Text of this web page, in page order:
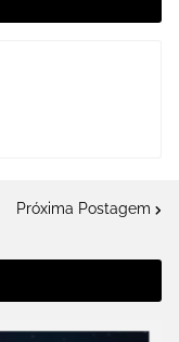
Próxima Postagem